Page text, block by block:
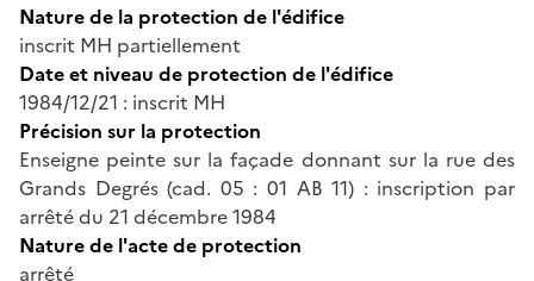
Nature de la protection de l'édifice
inscrit MH partiellement
Date et niveau de protection de l'édifice
1984/12/21 : inscrit MH
Précision sur la protection
Enseigne peinte sur la façade donnant sur la rue des
Grands Degrés (cad. 05 : 01 AB 11) : inscription par
arrêté du 21 décembre 1984
Nature de l'acte de protection
arrêté